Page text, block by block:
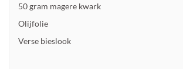
50 gram magere kwark
Olijfolie
Verse bieslook